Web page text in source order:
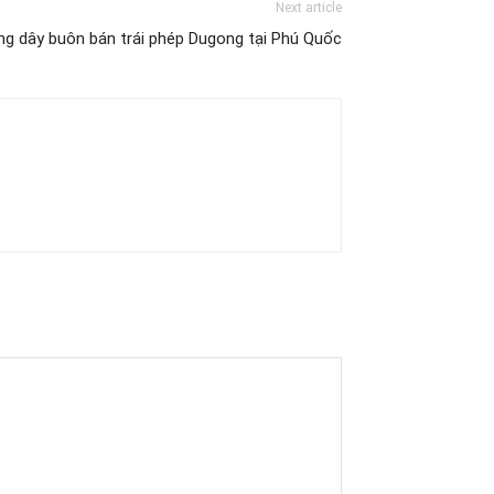
Next article
dây buôn bán trái phép Dugong tại Phú Quốc